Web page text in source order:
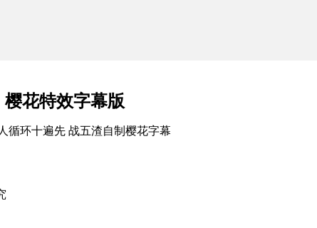
花特效字幕版
循环十遍先 战五渣自制樱花字幕